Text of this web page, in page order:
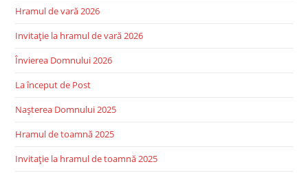
Hramul de vară 2026
Invitație la hramul de vară 2026
Învierea Domnului 2026
La început de Post
Nașterea Domnului 2025
Hramul de toamnă 2025
Invitație la hramul de toamnă 2025